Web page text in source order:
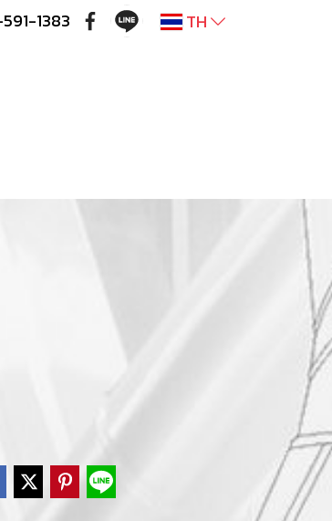
1383 TH